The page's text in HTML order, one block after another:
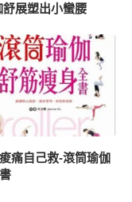
舒展塑出小蠻腰
痛自己救-滾筒瑜伽